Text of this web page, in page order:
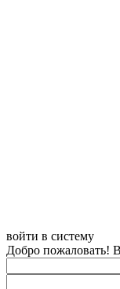
войти в систему
Добро пожаловать!